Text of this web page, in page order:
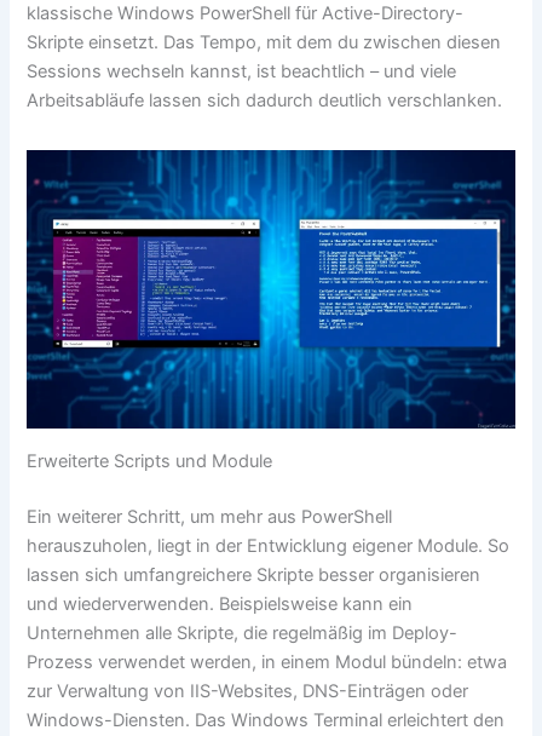
klassische Windows PowerShell für Active-Directory-
Skripte einsetzt. Das Tempo, mit dem du zwischen diesen
Sessions wechseln kannst, ist beachtlich – und viele
Arbeitsabläufe lassen sich dadurch deutlich verschlanken.
Erweiterte Scripts und Module
Ein weiterer Schritt, um mehr aus PowerShell
herauszuholen, liegt in der Entwicklung eigener Module. So
lassen sich umfangreichere Skripte besser organisieren
und wiederverwenden. Beispielsweise kann ein
Unternehmen alle Skripte, die regelmäßig im Deploy-
Prozess verwendet werden, in einem Modul bündeln: etwa
zur Verwaltung von IIS-Websites, DNS-Einträgen oder
Windows-Diensten. Das Windows Terminal erleichtert den